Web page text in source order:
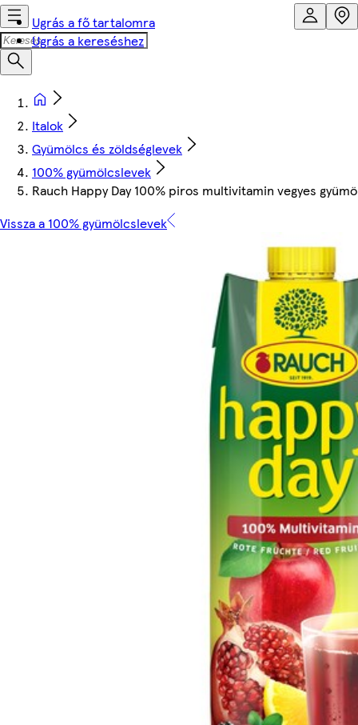
Ugrás a fő tartalomra
Ugrás a kereséshez
Italok
Gyümölcs és zöldséglevek
100% gyümölcslevek
Rauch Happy Day 100% piros multivitamin vegyes
Vissza a 100% gyümölcslevek